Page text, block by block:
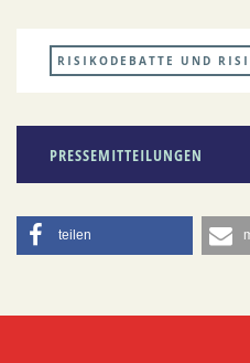
RISIKODEBATTE UND
PRESSEMITTEILUNGEN
teilen